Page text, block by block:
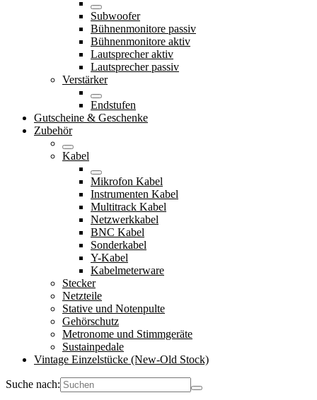
Subwoofer
Bühnenmonitore passiv
Bühnenmonitore aktiv
Lautsprecher aktiv
Lautsprecher passiv
Verstärker
Endstufen
Gutscheine & Geschenke
Zubehör
Kabel
Mikrofon Kabel
Instrumenten Kabel
Multitrack Kabel
Netzwerkkabel
BNC Kabel
Sonderkabel
Y-Kabel
Kabelmeterware
Stecker
Netzteile
Stative und Notenpulte
Gehörschutz
Metronome und Stimmgeräte
Sustainpedale
Vintage Einzelstücke (New-Old Stock)
Suche nach: